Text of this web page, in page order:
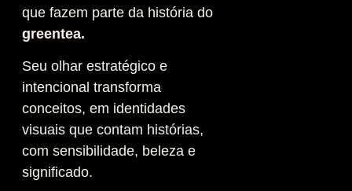
que fazem parte da história do
greentea.
Seu olhar estratégico e
intencional transforma
conceitos, em identidades
visuais que contam histórias,
com sensibilidade, beleza e
significado.